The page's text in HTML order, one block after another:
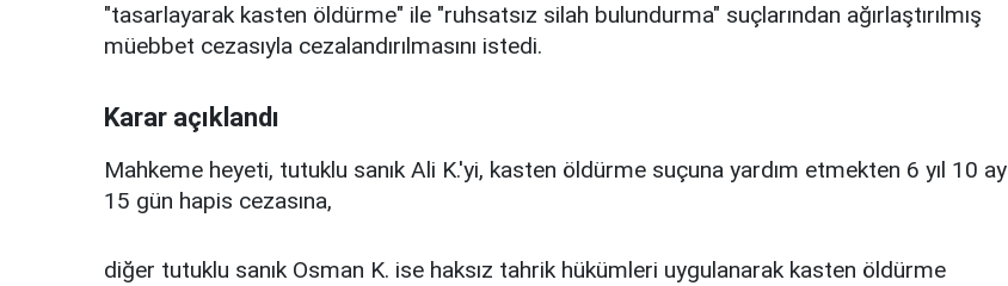
"tasarlayarak kasten öldürme" ile "ruhsatsız silah bulundurma" suçlarından ağırlaştırılmış
müebbet cezasıyla cezalandırılmasını istedi.
Karar açıklandı
Mahkeme heyeti, tutuklu sanık Ali K.'yi, kasten öldürme suçuna yardım etmekten 6 yıl 10 ay
15 gün hapis cezasına,
diğer tutuklu sanık Osman K. ise haksız tahrik hükümleri uygulanarak kasten öldürme